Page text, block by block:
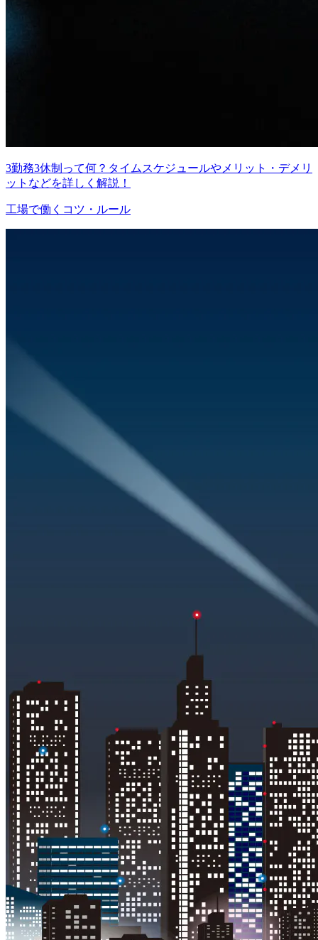
3勤務3休制って何？タイムスケジュールやメリット・デメリ
ットなどを詳しく解説！
工場で働くコツ・ルール